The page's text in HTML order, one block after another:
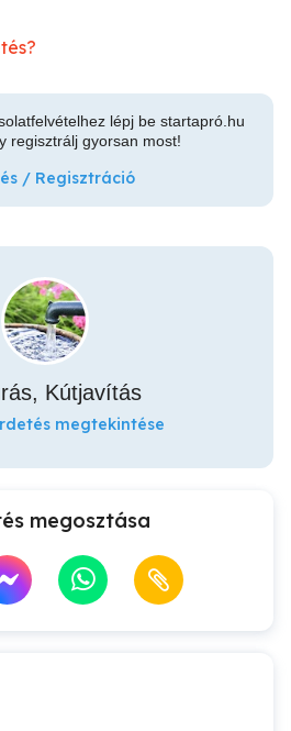
lépj be startapró.hu
regisztrálj gyorsan most!
/ Regisztráció
Kútjavítás
megtekintése
megosztása